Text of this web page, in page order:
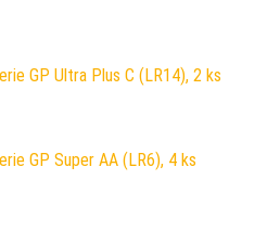
GP Ultra Plus C (LR14), 2 ks
GP Super AA (LR6), 4 ks